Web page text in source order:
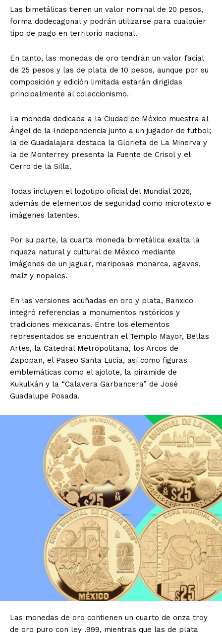
Las bimetálicas tienen un valor nominal de 20 pesos,
forma dodecagonal y podrán utilizarse para cualquier
tipo de pago en territorio nacional.
En tanto, las monedas de oro tendrán un valor facial
de 25 pesos y las de plata de 10 pesos, aunque por su
composición y edición limitada estarán dirigidas
principalmente al coleccionismo.
La moneda dedicada a la Ciudad de México muestra al
Ángel de la Independencia junto a un jugador de futbol;
la de Guadalajara destaca la Glorieta de La Minerva y
la de Monterrey presenta la Fuente de Crisol y el
Cerro de la Silla.
Todas incluyen el logotipo oficial del Mundial 2026,
además de elementos de seguridad como microtexto e
imágenes latentes.
Por su parte, la cuarta moneda bimetálica exalta la
riqueza natural y cultural de México mediante
imágenes de un jaguar, mariposas monarca, agaves,
maíz y nopales.
En las versiones acuñadas en oro y plata, Banxico
integró referencias a monumentos históricos y
tradiciones mexicanas. Entre los elementos
representados se encuentran el Templo Mayor, Bellas
Artes, la Catedral Metropolitana, los Arcos de
Zapopan, el Paseo Santa Lucía, así como figuras
emblemáticas como el ajolote, la pirámide de
Kukulkán y la “Calavera Garbancera” de José
Guadalupe Posada.
Las monedas de oro contienen un cuarto de onza troy
de oro puro con ley .999, mientras que las de plata